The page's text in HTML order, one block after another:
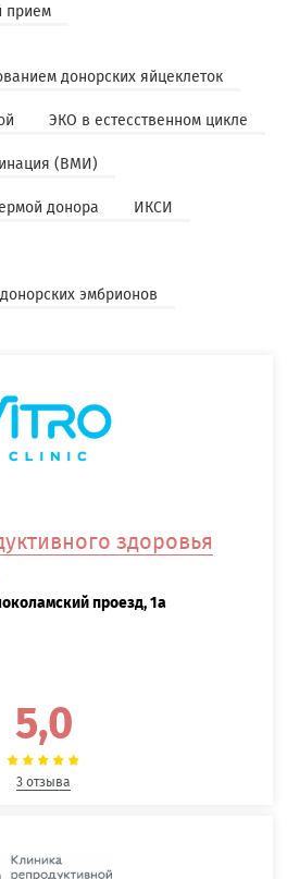
прием
донорских яйцеклеток
ЭКО в естесственном цикле
(ВМИ)
донора ИКСИ
эмбрионов
здоровья
проезд, 1а
5,0
3 отзыва